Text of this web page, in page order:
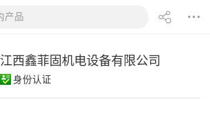
江西鑫菲固机电设备有限公司
身份认证